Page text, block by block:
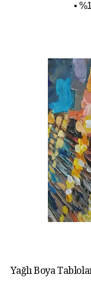
•
Yağlı Boya